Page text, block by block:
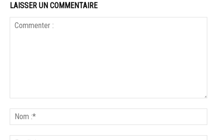
LAISSER UN COMMENTAIRE